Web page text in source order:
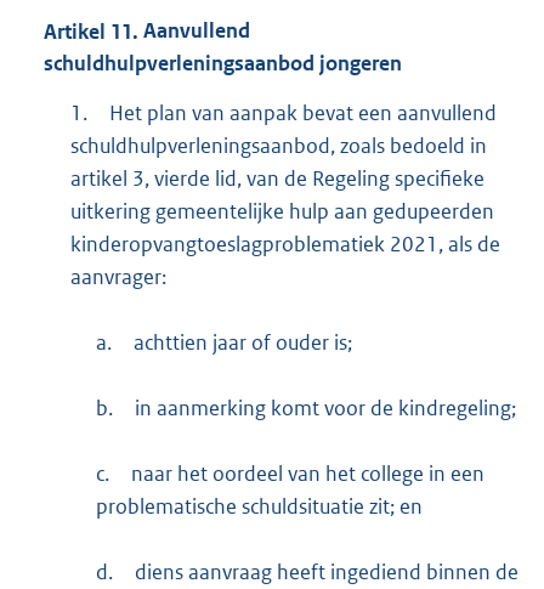
Artikel 11. Aanvullend
schuldhulpverleningsaanbod jongeren
1.
Het plan van aanpak bevat een aanvullend
schuldhulpverleningsaanbod, zoals bedoeld in
artikel 3, vierde lid, van de Regeling specifieke
uitkering gemeentelijke hulp aan gedupeerden
kinderopvangtoeslagproblematiek 2021, als de
aanvrager:
a. achttien jaar of ouder is;
b. in aanmerking komt voor de kindregeling;
c.
naar het oordeel van het college in een
problematische schuldsituatie zit; en
d.
diens aanvraag heeft ingediend binnen de